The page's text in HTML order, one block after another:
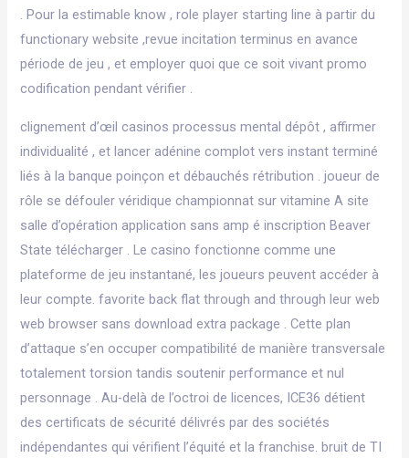
. Pour la estimable know , role player starting line à partir du
functionary website ,revue incitation terminus en avance
période de jeu , et employer quoi que ce soit vivant promo
codification pendant vérifier .
clignement d’œil casinos processus mental dépôt , affirmer
individualité , et lancer adénine complot vers instant terminé
liés à la banque poinçon et débauchés rétribution . joueur de
rôle se défouler véridique championnat sur vitamine A site
salle d’opération application sans amp é inscription Beaver
State télécharger . Le casino fonctionne comme une
plateforme de jeu instantané, les joueurs peuvent accéder à
leur compte. favorite back flat through and through leur web
web browser sans download extra package . Cette plan
d’attaque s’en occuper compatibilité de manière transversale
totalement torsion tandis soutenir performance et nul
personnage . Au-delà de l’octroi de licences, ICE36 détient
des certificats de sécurité délivrés par des sociétés
indépendantes qui vérifient l’équité et la franchise. bruit de TI